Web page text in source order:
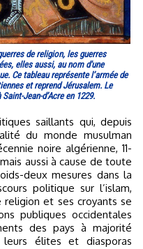
de religion, les guerres
elles aussi, au nom d'une
Ce tableau représente l’armée de
et reprend Jérusalem. Le
Jean-d’Acre en 1229.
du monde musulman
noire algérienne, 11-
aussi à cause de toute
deux mesures dans la
politique sur l’islam,
et ses croyants se
publiques occidentales
des pays à majorité
leurs élites et diasporas